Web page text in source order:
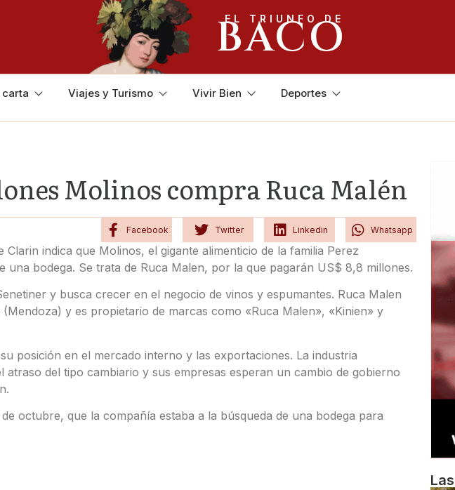
EL TRIUNFO DE
BACO
carta Viajes y Turismo Vivir Bien Deportes
Molinos compra Ruca Malén
Facebook Twitter Linkedin Whatsapp
indica que Molinos, el gigante alimenticio de la familia Perez
una bodega. Se trata de Ruca Malen, por la que pagarán US$ 8,8 millones.
y busca crecer en el negocio de vinos y espumantes. Ruca Malen
y es propietario de marcas como «Ruca Malen», «Kinien» y
posición en el mercado interno y las exportaciones. La industria
atraso del tipo cambiario y sus empresas esperan un cambio de gobierno
octubre, que la compañía estaba a la búsqueda de una bodega para